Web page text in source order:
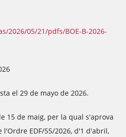
2026/05/21/pdfs/BOE-B-2026-
el 29 de mayo de 2026.
15 de maig, per la qual s'aprova
EDF/55/2026, d'1 d'abril,